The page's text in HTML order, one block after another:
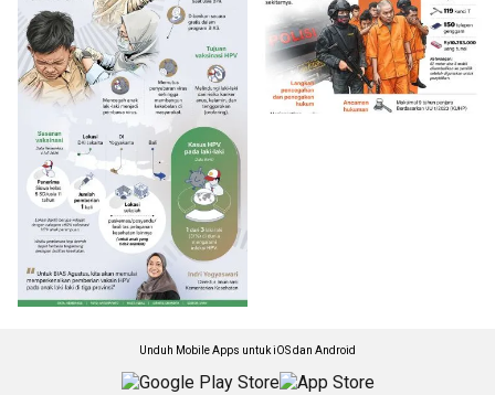
Unduh Mobile Apps untuk iOS dan Android